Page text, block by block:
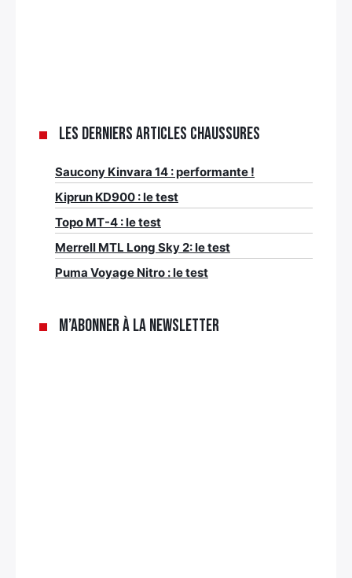
Les derniers articles Chaussures
Saucony Kinvara 14 : performante !
Kiprun KD900 : le test
Topo MT-4 : le test
Merrell MTL Long Sky 2: le test
Puma Voyage Nitro : le test
M’abonner à la newsletter